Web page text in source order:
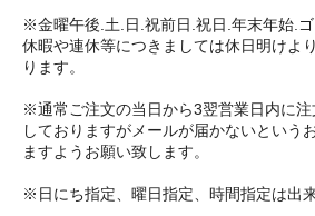
※金曜午後.土.日.祝前日.祝日.年末年始.
休暇や連休等につきましては休日明けよ
ります。
※通常ご注文の当日から3翌営業日内に
しておりますがメールが届かないという
ますようお願い致します。
※日にち指定、曜日指定、時間指定は出来